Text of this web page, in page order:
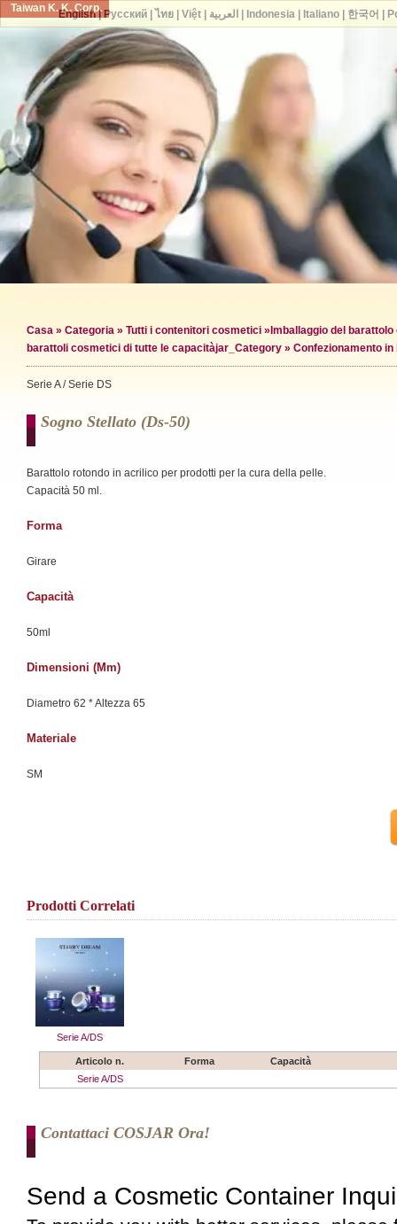
Taiwan K. K. Corp.
Casa » Categoria » Tutti i contenitori cosmetici » Imballaggio del
barattoli cosmetici di tutte le capacitàjar_Category » Confezionamento
Serie A / Serie DS
Sogno Stellato (ds-50)
Barattolo rotondo in acrilico per prodotti per la cura della pelle.
Capacità 50 ml.
Forma
Girare
Capacità
50ml
Dimensioni (mm)
Diametro 62 * Altezza 65
Materiale
SM
Prodotti Correlati
Serie A/DS
Articolo n. Forma Capacità
Serie A/DS
Contattaci COSJAR Ora!
English| Русский| ไทย| Việt| العربية Indonesia| Italiano| 한국어